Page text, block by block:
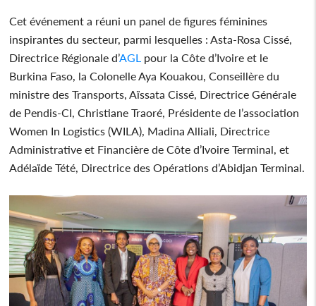
Cet événement a réuni un panel de figures féminines
inspirantes du secteur, parmi lesquelles : Asta-Rosa Cissé,
Directrice Régionale d’AGL pour la Côte d’Ivoire et le
Burkina Faso, la Colonelle Aya Kouakou, Conseillère du
ministre des Transports, Aïssata Cissé, Directrice Générale
de Pendis-CI, Christiane Traoré, Présidente de l’association
Women In Logistics (WILA), Madina Alliali, Directrice
Administrative et Financière de Côte d’Ivoire Terminal, et
Adélaïde Tété, Directrice des Opérations d’Abidjan Terminal.